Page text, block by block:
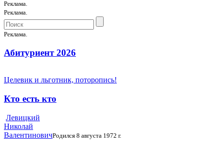
Реклама.
Реклама.
Реклама.
Абитуриент 2026
Целевик и льготник, поторопись!
Кто есть кто
Левицкий
Николай
ВалентиновичРодился 8 августа 1972 г.